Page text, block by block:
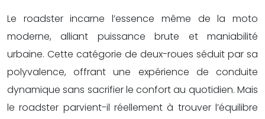
Le roadster incarne l’essence même de la moto
moderne, alliant puissance brute et maniabilité
urbaine. Cette catégorie de deux-roues séduit par sa
polyvalence, offrant une expérience de conduite
dynamique sans sacrifier le confort au quotidien. Mais
le roadster parvient-il réellement à trouver l’équilibre